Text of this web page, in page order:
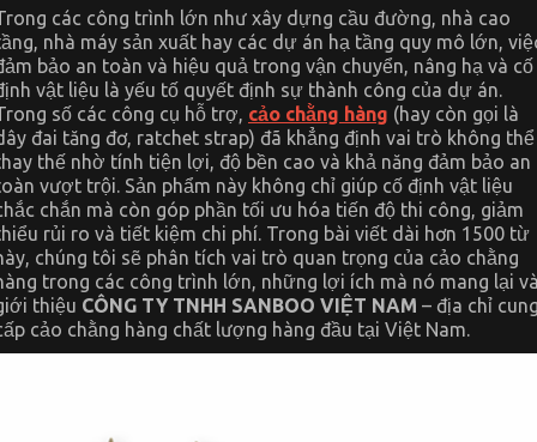
Hàng:
Sản
Phẩm
Không
Thể
Thiếu
Trong
Công
Trình
Lớn
các công trình lớn như xây dựng cầu đường, nhà cao
nhà máy sản xuất hay các dự án hạ tầng quy mô lớn,
bảo an toàn và hiệu quả trong vận chuyển, nâng hạ và cố
vật liệu là yếu tố quyết định sự thành công của dự án.
số các công cụ hỗ trợ, cảo chằng hàng (hay còn gọi là
đai tăng đơ, ratchet strap) đã khẳng định vai trò không thể
thế nhờ tính tiện lợi, độ bền cao và khả năng đảm bảo an
vượt trội. Sản phẩm này không chỉ giúp cố định vật liệu
chắn mà còn góp phần tối ưu hóa tiến độ thi công, giảm
rủi ro và tiết kiệm chi phí. Trong bài viết dài hơn 1500 từ
chúng tôi sẽ phân tích vai trò quan trọng của cảo chằng
trong các công trình lớn, những lợi ích mà nó mang lại
thiệu CÔNG TY TNHH SANBOO VIỆT NAM – địa chỉ
cảo chằng hàng chất lượng hàng đầu tại Việt Nam.